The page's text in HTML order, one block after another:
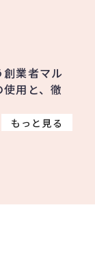
創業者マル
用と、徹
もっと見る